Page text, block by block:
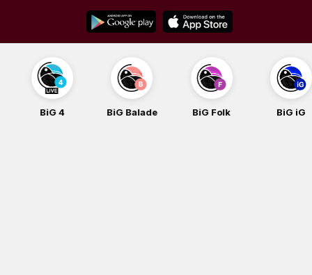
content
BiG 4 BiG Balade BiG Folk BiG iG